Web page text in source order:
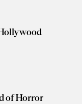
of Horror